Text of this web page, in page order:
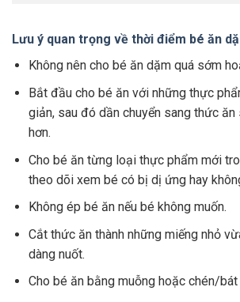
Lưu ý quan trọng về thời điểm bé ăn
Không nên cho bé ăn dặm quá sớm
Bắt đầu cho bé ăn với những thực
giản, sau đó dần chuyển sang thức
hơn.
Cho bé ăn từng loại thực phẩm mới
theo dõi xem bé có bị dị ứng hay
Không ép bé ăn nếu bé không muốn.
Cắt thức ăn thành những miếng nhỏ
dàng nuốt.
Cho bé ăn bằng muỗng hoặc chén/bát